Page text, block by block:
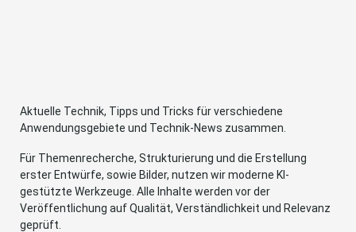
Aktuelle Technik, Tipps und Tricks für verschiedene
Anwendungsgebiete und Technik-News zusammen.
Für Themenrecherche, Strukturierung und die Erstellung
erster Entwürfe, sowie Bilder, nutzen wir moderne KI-
gestützte Werkzeuge. Alle Inhalte werden vor der
Veröffentlichung auf Qualität, Verständlichkeit und Relevanz
geprüft.